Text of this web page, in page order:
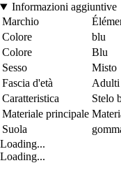
Informazioni aggiuntive
Marchio
Colore
blu
Colore
Blu
Sesso
Misto
Fascia d'età
Adulti
Caratteristica
Stelo
Materiale principale
Suola
Loading...
Loading...